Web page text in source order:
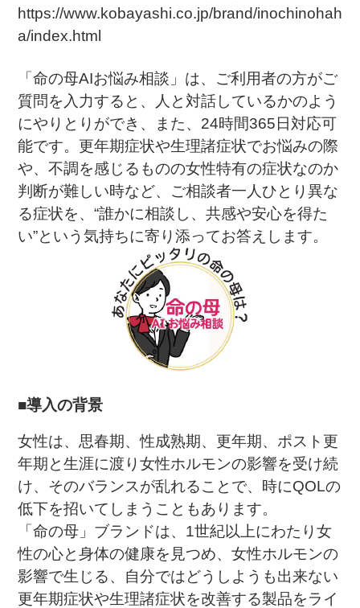
https://www.kobayashi.co.jp/brand/inochinohah
a/index.html
「命の母AIお悩み相談」は、ご利用者の方がご
質問を入力すると、人と対話しているかのよう
にやりとりができ、また、24時間365日対応可
能です。更年期症状や生理諸症状でお悩みの際
や、不調を感じるものの女性特有の症状なのか
判断が難しい時など、ご相談者一人ひとり異な
る症状を、“誰かに相談し、共感や安心を得た
い”という気持ちに寄り添ってお答えします。
■導入の背景
女性は、思春期、性成熟期、更年期、ポスト更
年期と生涯に渡り女性ホルモンの影響を受け続
け、そのバランスが乱れることで、時にQOLの
低下を招いてしまうこともあります。
「命の母」ブランドは、1世紀以上にわたり女
性の心と身体の健康を見つめ、女性ホルモンの
影響で生じる、自分ではどうしようも出来ない
更年期症状や生理諸症状を改善する製品をライ